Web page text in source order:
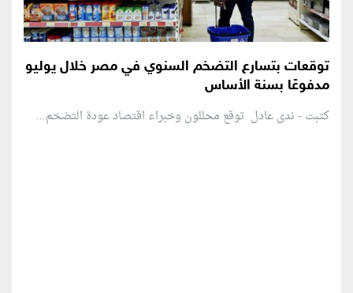
توقعات بتسارع التضخم السنوي في مصر خلال يوليو
مدفوعًا بسنة الأساس
كتبت - ندى عادل توقع محللون وخبراء اقتصاد عودة التضخم...